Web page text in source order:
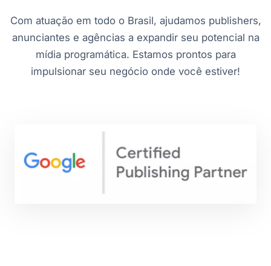
Com atuação em todo o Brasil, ajudamos publishers,
anunciantes e agências a expandir seu potencial na
mídia programática. Estamos prontos para
impulsionar seu negócio onde você estiver!